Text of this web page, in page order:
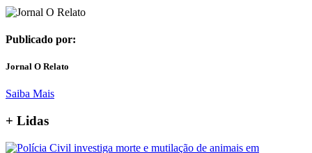
Publicado por:
Jornal O Relato
Saiba Mais
+ Lidas